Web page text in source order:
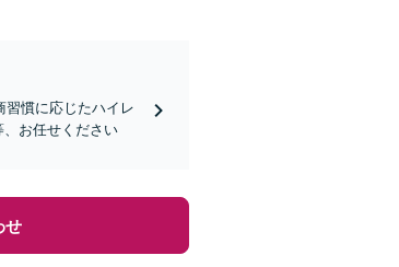
習慣に応じたハイレ
お任せください
せ